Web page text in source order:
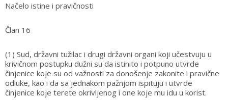
Načelo istine i pravičnosti
Član 16
(1) Sud, državni tužilac i drugi državni organi koji učestvuju u
krivičnom postupku dužni su da istinito i potpuno utvrde
činjenice koje su od važnosti za donošenje zakonite i pravične
odluke, kao i da sa jednakom pažnjom ispituju i utvrde
činjenice koje terete okrivljenog i one koje mu idu u korist.